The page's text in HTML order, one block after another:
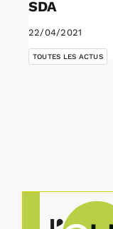
SDA
22/04/2021
TOUTES LES ACTUS